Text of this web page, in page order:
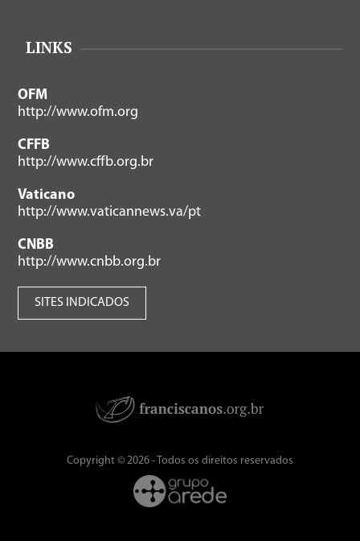
LINKS
OFM
http://www.ofm.org
CFFB
http://www.cffb.org.br
Vaticano
http://www.vaticannews.va/pt
CNBB
http://www.cnbb.org.br
SITES INDICADOS
Copyright © 2026 - Todos os direitos reservados